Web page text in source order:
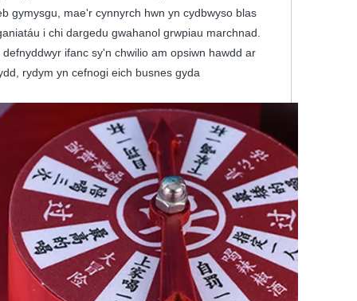
gymysgu, mae'r cynnyrch hwn yn cydbwyso blas
i chi dargedu gwahanol grwpiau marchnad.
ifanc sy'n chwilio am opsiwn hawdd ar
rydym yn cefnogi eich busnes gyda